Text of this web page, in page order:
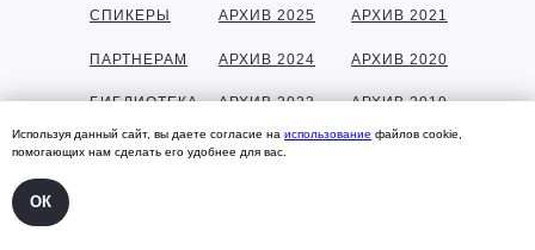
Используя данный сайт, вы даете согласие на использование файлов cookie,
помогающих нам сделать его удобнее для вас.
ОК
СПИКЕРЫ
ПАРТНЕРАМ
БИБЛИОТЕКА
ГАЛЕРЕЯ
АРХИВ 2025
АРХИВ 2024
АРХИВ 2023
АРХИВ 2022
АРХИВ 2021
АРХИВ 2020
АРХИВ 2019
АРХИВ 2018